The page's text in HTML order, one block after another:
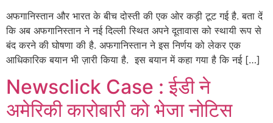
अफगानिस्तान और भारत के बीच दोस्ती की एक ओर कड़ी टूट गई है. बता दें
कि अब अफगानिस्तान ने नई दिल्ली स्थित अपने दूतावास को स्थायी रूप से
बंद करने की घोषणा की है. अफगानिस्तान ने इस निर्णय को लेकर एक
आधिकारिक बयान भी ज़ारी किया है. इस बयान में कहा गया है कि नई […]
Newsclick Case : ईडी ने
अमेरिकी कारोबारी को भेजा नोटिस